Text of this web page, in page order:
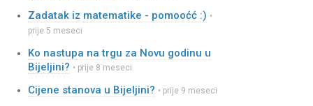
Zadatak iz matematike - pomooćć :) •
prije 5 meseci
Ko nastupa na trgu za Novu godinu u
Bijeljini? • prije 8 meseci
Cijene stanova u Bijeljini? • prije 9 meseci